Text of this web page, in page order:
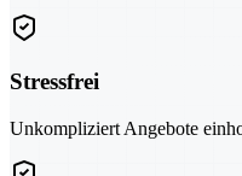
Stressfrei
Unkompliziert Angebote